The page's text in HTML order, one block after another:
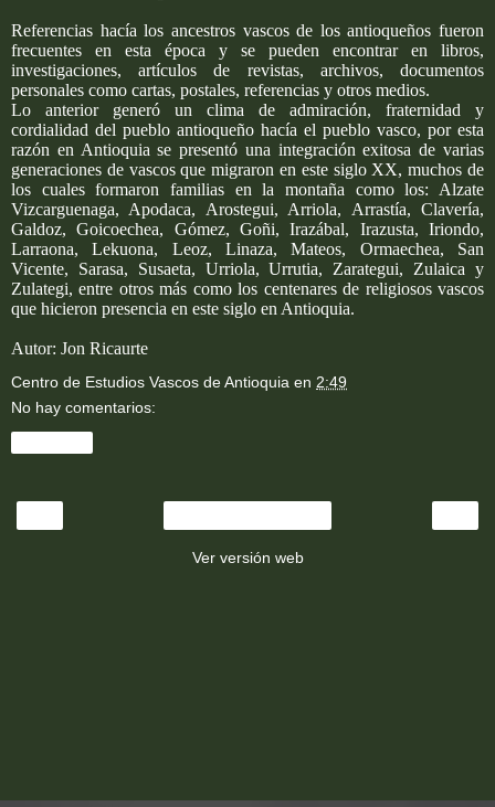
Referencias hacía los ancestros vascos de los antioqueños fueron
frecuentes en esta época y se pueden encontrar en libros,
investigaciones, artículos de revistas, archivos, documentos
personales como cartas, postales, referencias y otros medios.
Lo anterior generó un clima de admiración, fraternidad y
cordialidad del pueblo antioqueño hacía el pueblo vasco, por esta
razón en Antioquia se presentó una integración exitosa de varias
generaciones de vascos que migraron en este siglo XX, muchos de
los cuales formaron familias en la montaña como los: Alzate
Vizcarguenaga, Apodaca, Arostegui, Arriola, Arrastía, Clavería,
Galdoz, Goicoechea, Gómez, Goñi, Irazábal, Irazusta, Iriondo,
Larraona, Lekuona, Leoz, Linaza, Mateos, Ormaechea, San
Vicente, Sarasa, Susaeta, Urriola, Urrutia, Zarategui, Zulaica y
Zulategi, entre otros más como los centenares de religiosos vascos
que hicieron presencia en este siglo en Antioquia.
Autor: Jon Ricaurte
Centro de Estudios Vascos de Antioquia en 2:49
No hay comentarios:
Ver versión web